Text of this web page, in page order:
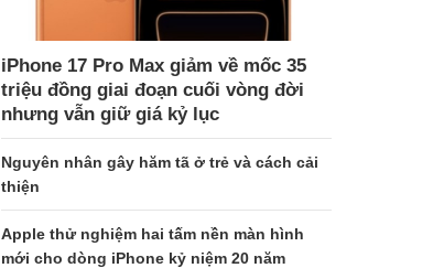
iPhone 17 Pro Max giảm về mốc 35
triệu đồng giai đoạn cuối vòng đời
nhưng vẫn giữ giá kỷ lục
Nguyên nhân gây hăm tã ở trẻ và cách cải
thiện
Apple thử nghiệm hai tấm nền màn hình
mới cho dòng iPhone kỷ niệm 20 năm